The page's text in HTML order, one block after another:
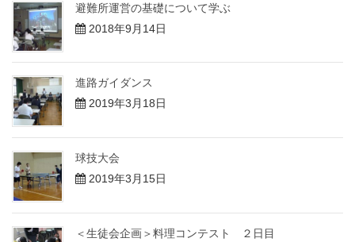
避難所運営の基礎について学ぶ
2018年9月14日
進路ガイダンス
2019年3月18日
球技大会
2019年3月15日
＜生徒会企画＞料理コンテスト ２日目